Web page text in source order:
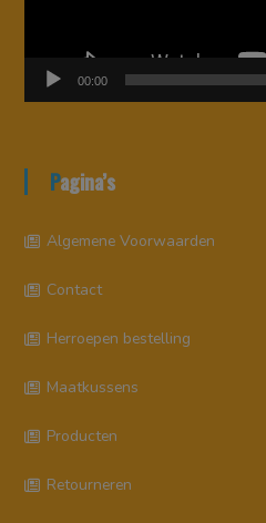
00:00
Pagina’s
Algemene Voorwaarden
Contact
Herroepen bestelling
Maatkussens
Producten
Retourneren